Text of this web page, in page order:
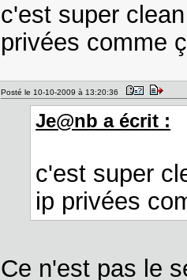
c'est super
privées comme
Posté le 10-10-2009 à 13:20:36
Je@nb a écrit :
c'est super
ip privées
Ce n'est pas le